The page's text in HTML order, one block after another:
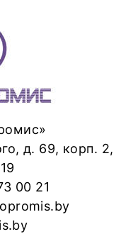
д. 69, корп. 2,
00 21